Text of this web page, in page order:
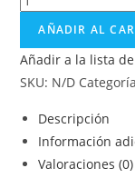
AÑADIR AL
Añadir a la lista
SKU: N/D
Descripción
Información
Valoraciones (0)